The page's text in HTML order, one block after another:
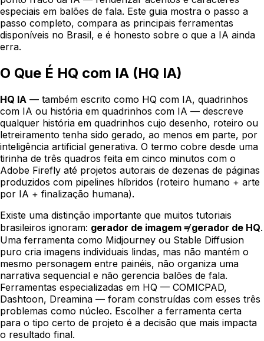
especiais em balões de fala. Este guia mostra o passo a
passo completo, compara as principais ferramentas
disponíveis no Brasil, e é honesto sobre o que a IA ainda
erra.
O Que É HQ com IA (HQ IA)
HQ IA — também escrito como HQ com IA, quadrinhos
com IA ou história em quadrinhos com IA — descreve
qualquer história em quadrinhos cujo desenho, roteiro ou
letreiramento tenha sido gerado, ao menos em parte, por
inteligência artificial generativa. O termo cobre desde uma
tirinha de três quadros feita em cinco minutos com o
Adobe Firefly até projetos autorais de dezenas de páginas
produzidos com pipelines híbridos (roteiro humano + arte
por IA + finalização humana).
Existe uma distinção importante que muitos tutoriais
brasileiros ignoram: gerador de imagem ≠ gerador de HQ.
Uma ferramenta como Midjourney ou Stable Diffusion
puro cria imagens individuais lindas, mas não mantém o
mesmo personagem entre painéis, não organiza uma
narrativa sequencial e não gerencia balões de fala.
Ferramentas especializadas em HQ — COMICPAD,
Dashtoon, Dreamina — foram construídas com esses três
problemas como núcleo. Escolher a ferramenta certa
para o tipo certo de projeto é a decisão que mais impacta
o resultado final.